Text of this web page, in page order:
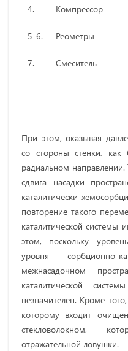
4. Компрессор
5-6. Реометры
7. Смеситель
При этом, оказывая
со стороны стенки,
радиальном направлении.
сдвига насадки
каталитически-
повторение такого
каталитической системы
этом, поскольку
уровня сорбционно-
межнасадочном
каталитической
незначителен. Кроме
которому входит
стекловолокном,
отражательной ловушки.